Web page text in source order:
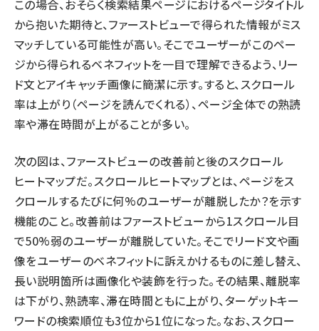
この場合、おそらく検索結果ページにおけるページタイトル
から抱いた期待と、ファーストビューで得られた情報がミス
マッチしている可能性が高い。そこでユーザーがこのペー
ジから得られるベネフィットを一目で理解できるよう、リー
ド文とアイキャッチ画像に簡潔に示す。すると、スクロール
率は上がり（ページを読んでくれる）、ページ全体での熟読
率や滞在時間が上がることが多い。
次の図は、ファーストビューの改善前と後のスクロール
ヒートマップだ。スクロールヒートマップとは、ページをス
クロールするたびに何%のユーザーが離脱したか？を示す
機能のこと。改善前はファーストビューから1スクロール目
で50%弱のユーザーが離脱していた。そこでリード文や画
像をユーザーのベネフィットに訴えかけるものに差し替え、
長い説明箇所は画像化や装飾を行った。その結果、離脱率
は下がり、熟読率、滞在時間ともに上がり、ターゲットキー
ワードの検索順位も3位から1位になった。なお、スクロー